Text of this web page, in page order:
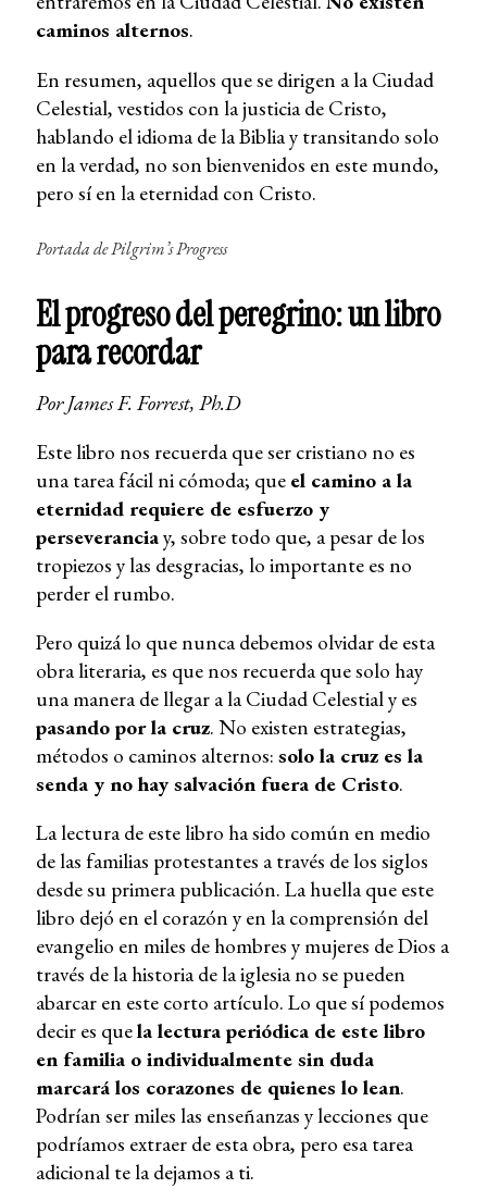
caminos alternos.
En resumen, aquellos que se dirigen a la Ciudad
Celestial, vestidos con la justicia de Cristo,
hablando el idioma de la Biblia y transitando solo
en la verdad, no son bienvenidos en este mundo,
pero sí en la eternidad con Cristo.
Portada dePilgrim’s Progress
El progreso del peregrino: un libro
para recordar
Por James F. Forrest, Ph.D
Este libro nos recuerda que ser cristiano no es
una tarea fácil ni cómoda; que el camino a la
eternidad requiere de esfuerzo y
perseveranciay, sobre todo que, a pesar de los
tropiezos y las desgracias, lo importante es no
perder el rumbo.
Pero quizá lo que nunca debemos olvidar de esta
obra literaria, es que nos recuerda que solo hay
una manera de llegar a la Ciudad Celestial y es
pasando por la cruz. No existen estrategias,
métodos o caminos alternos: solo la cruz es la
senda y no hay salvación fuera de Cristo.
La lectura de este libro ha sido común en medio
de las familias protestantes a través de los siglos
desde su primera publicación. La huella que este
libro dejó en el corazón y en la comprensión del
evangelio en miles de hombres y mujeres de Dios a
través de la historia de la iglesia no se pueden
abarcar en este corto artículo. Lo que sí podemos
decir es quela lectura periódica de este libro
en familia o individualmente sin duda
marcará los corazones de quienes lo lean.
Podrían ser miles las enseñanzas y lecciones que
podríamos extraer de esta obra, pero esa tarea
adicional te la dejamos a ti.